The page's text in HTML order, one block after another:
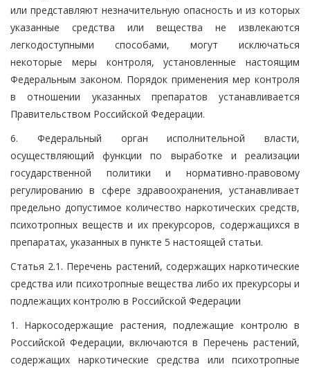
или представляют незначительную опасность и из которых
указанные средства или вещества не извлекаются
легкодоступными способами, могут исключаться
некоторые меры контроля, установленные настоящим
Федеральным законом. Порядок применения мер контроля
в отношении указанных препаратов устанавливается
Правительством Российской Федерации.
6. Федеральный орган исполнительной власти,
осуществляющий функции по выработке и реализации
государственной политики и нормативно-правовому
регулированию в сфере здравоохранения, устанавливает
предельно допустимое количество наркотических средств,
психотропных веществ и их прекурсоров, содержащихся в
препаратах, указанных в пункте 5 настоящей статьи.
Статья 2.1. Перечень растений, содержащих наркотические
средства или психотропные вещества либо их прекурсоры и
подлежащих контролю в Российской Федерации
1. Наркосодержащие растения, подлежащие контролю в
Российской Федерации, включаются в Перечень растений,
содержащих наркотические средства или психотропные